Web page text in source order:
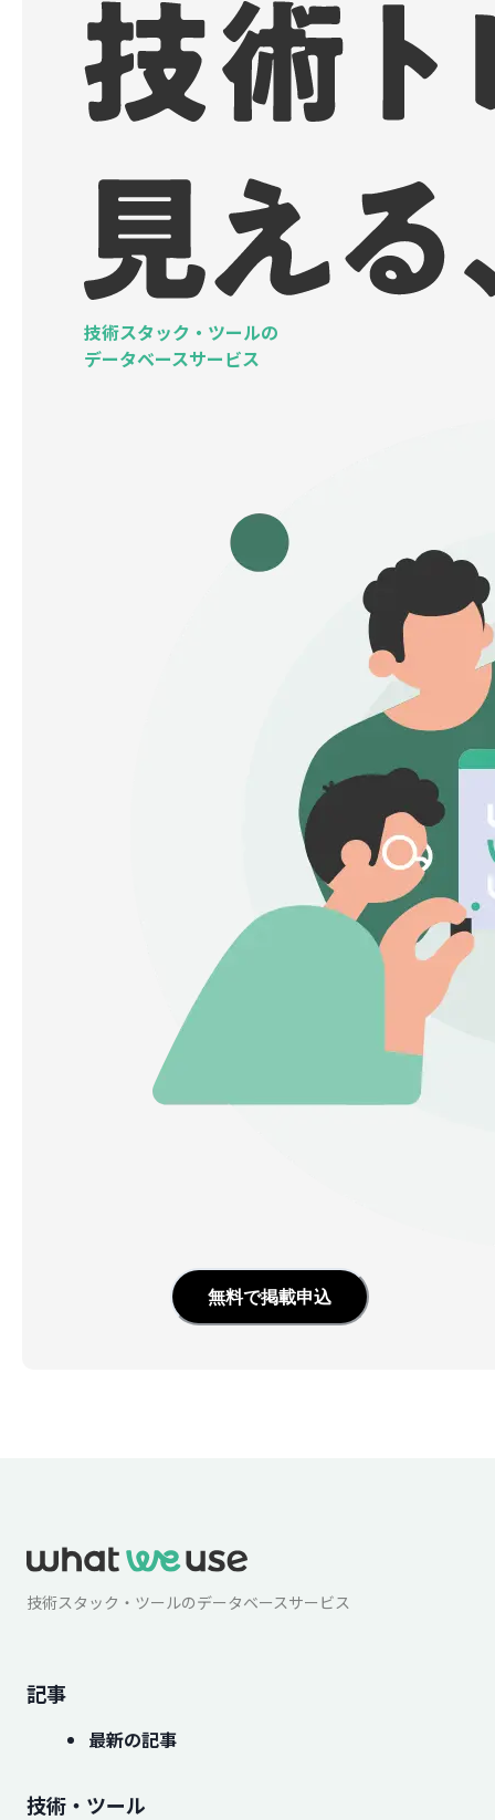
技術スタック・ツールの
データベースサービス
無料で掲載申込
技術スタック・ツールのデータベースサービス
記事
最新の記事
技術・ツール